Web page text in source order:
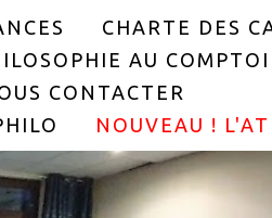
CHARTE DES
AU
CONTACTER
NOUVEAU !